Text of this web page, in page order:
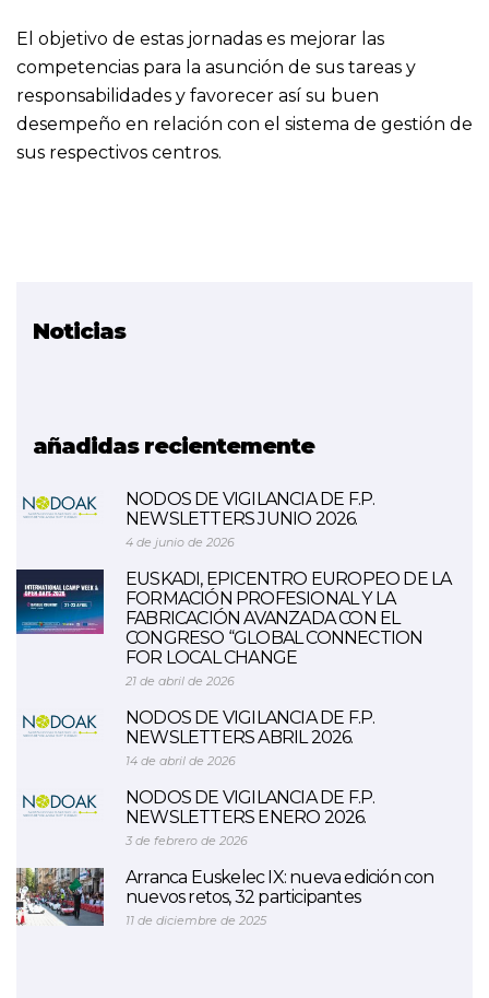
El objetivo de estas jornadas es mejorar las
competencias para la asunción de sus tareas y
responsabilidades y favorecer así su buen
desempeño en relación con el sistema de gestión de
sus respectivos centros.
Noticias
añadidas recientemente
NODOS DE VIGILANCIA DE F.P.
NEWSLETTERS JUNIO 2026.
4 de junio de 2026
EUSKADI, EPICENTRO EUROPEO DE LA
FORMACIÓN PROFESIONAL Y LA
FABRICACIÓN AVANZADA CON EL
CONGRESO “GLOBAL CONNECTION
FOR LOCAL CHANGE
21 de abril de 2026
NODOS DE VIGILANCIA DE F.P.
NEWSLETTERS ABRIL 2026.
14 de abril de 2026
NODOS DE VIGILANCIA DE F.P.
NEWSLETTERS ENERO 2026.
3 de febrero de 2026
Arranca Euskelec IX: nueva edición con
nuevos retos, 32 participantes
11 de diciembre de 2025